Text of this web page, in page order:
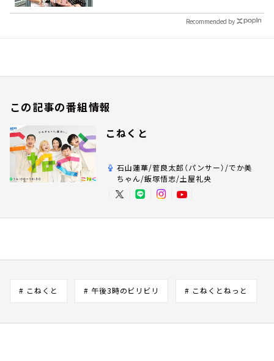
Recommended by
この記事の番組情報
こねくと
石山蓮華/菅良太郎（パンサー）/でか美
ちゃん/飯塚悟志/土屋礼央
# こねくと # 午後3時のビリビリ # こねくとねっと